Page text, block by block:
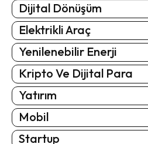
Dijital Dönüşüm
Elektrikli Araç
Yenilenebilir Enerji
Kripto Ve Dijital Para
Yatırım
Mobil
Startup